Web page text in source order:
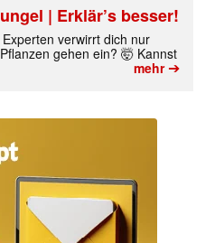
informiert.
| Erklär’s besser!
verwirrt dich nur
gehen ein? 🤯 Kannst
mehr➔